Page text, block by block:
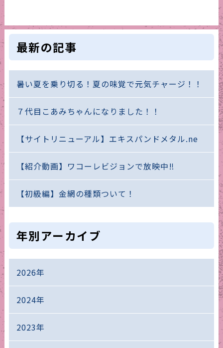
最新の記事
暑い夏を乗り切る！夏の味覚で元気チャージ！！
７代目こあみちゃんになりました！！
【サイトリニューアル】エキスパンドメタル.ne
【紹介動画】ワコーレビジョンで放映中‼
【初級編】金網の種類ついて！
年別アーカイブ
2026年
2024年
2023年